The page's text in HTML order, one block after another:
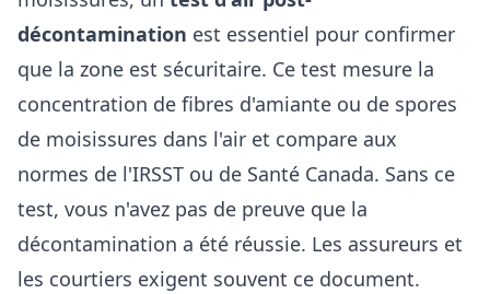
décontamination est essentiel pour confirmer
que la zone est sécuritaire. Ce test mesure la
concentration de fibres d'amiante ou de spores
de moisissures dans l'air et compare aux
normes de l'IRSST ou de Santé Canada. Sans ce
test, vous n'avez pas de preuve que la
décontamination a été réussie. Les assureurs et
les courtiers exigent souvent ce document.